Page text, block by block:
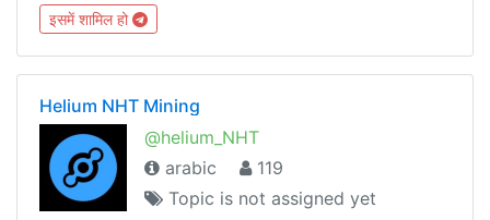
इसमें शामिल हो
Helium NHT Mining
@helium_NHT
arabic
119
Topic is not assigned yet